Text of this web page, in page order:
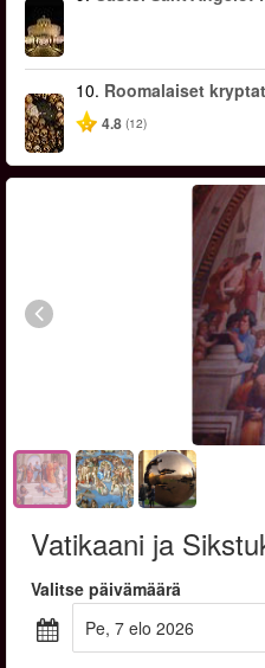
10. Roomalaiset
4.8 (12)
Vatikaani ja
Valitse päivämäärä
pe, 7 elo 2026